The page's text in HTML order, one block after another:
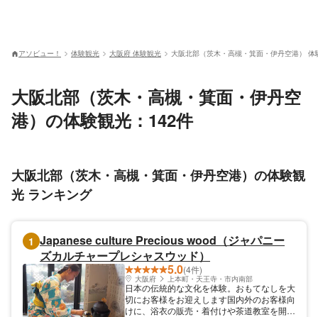
アソビュー！ 体験観光 大阪府 体験観光 大阪北部（茨木・高槻・箕面・伊丹空港） 体
大阪北部（茨木・高槻・箕面・伊丹空
港）の体験観光：142件
大阪北部（茨木・高槻・箕面・伊丹空港）の体験観
光 ランキング
1 Japanese culture Precious wood（ジャパニー
ズカルチャープレシャスウッド）
5.0(4件)
大阪府 上本町・天王寺・市内南部
日本の伝統的な文化を体験。おもてなしを大
切にお客様をお迎えします国内外のお客様向
けに、浴衣の販売・着付けや茶道教室を開催